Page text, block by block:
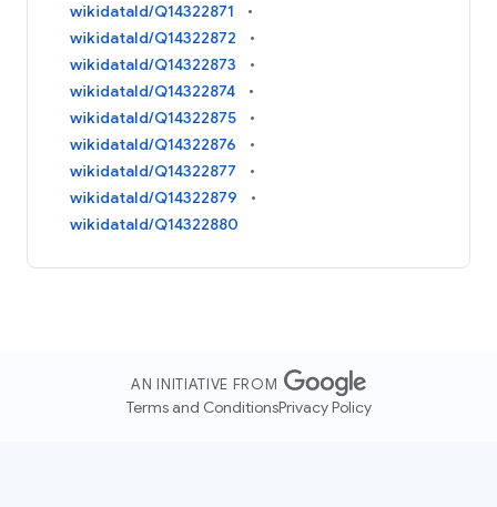
wikidataId/Q14322871
wikidataId/Q14322872
wikidataId/Q14322873
wikidataId/Q14322874
wikidataId/Q14322875
wikidataId/Q14322876
wikidataId/Q14322877
wikidataId/Q14322879
wikidataId/Q14322880
AN INITIATIVE FROM
Terms and ConditionsPrivacy Policy